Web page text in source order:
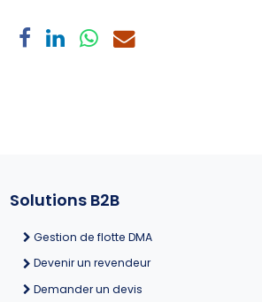
Solutions B2B
Gestion de flotte DMA
Devenir un revendeur
Demander un devis